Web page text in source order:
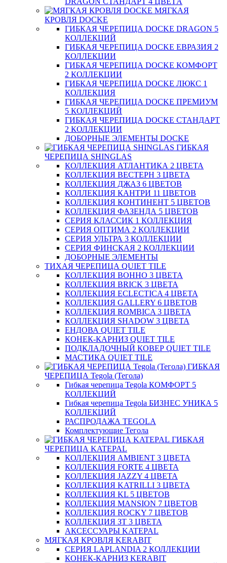
МЯГКАЯ
КРОВЛЯ DOCKE
ГИБКАЯ ЧЕРЕПИЦА DOCKE DRAGON 5
КОЛЛЕКЦИЙ
ГИБКАЯ ЧЕРЕПИЦА DOCKE ЕВРАЗИЯ 2
КОЛЛЕКЦИИ
ГИБКАЯ ЧЕРЕПИЦА DOCKE КОМФОРТ
2 КОЛЛЕКЦИИ
ГИБКАЯ ЧЕРЕПИЦА DOCKE ЛЮКС 1
КОЛЛЕКЦИЯ
ГИБКАЯ ЧЕРЕПИЦА DOCKE ПРЕМИУМ
5 КОЛЛЕКЦИЙ
ГИБКАЯ ЧЕРЕПИЦА DOCKE СТАНДАРТ
2 КОЛЛЕКЦИИ
ДОБОРНЫЕ ЭЛЕМЕНТЫ DOCKE
ГИБКАЯ
ЧЕРЕПИЦА SHINGLAS
КОЛЛЕКЦИЯ АТЛАНТИКА 2 ЦВЕТА
КОЛЛЕКЦИЯ ВЕСТЕРН 3 ЦВЕТА
КОЛЛЕКЦИЯ ДЖАЗ 6 ЦВЕТОВ
КОЛЛЕКЦИЯ КАНТРИ 11 ЦВЕТОВ
КОЛЛЕКЦИЯ КОНТИНЕНТ 5 ЦВЕТОВ
КОЛЛЕКЦИЯ ФАЗЕНДА 5 ЦВЕТОВ
СЕРИЯ КЛАССИК 1 КОЛЛЕКЦИЯ
СЕРИЯ ОПТИМА 2 КОЛЛЕКЦИИ
СЕРИЯ УЛЬТРА 3 КОЛЛЕКЦИИ
СЕРИЯ ФИНСКАЯ 2 КОЛЛЕКЦИИ
ДОБОРНЫЕ ЭЛЕМЕНТЫ
ТИХАЯ ЧЕРЕПИЦА QUIET TILE
КОЛЛЕКЦИЯ BOHHO 3 ЦВЕТА
КОЛЛЕКЦИЯ BRICK 3 ЦВЕТА
КОЛЛЕКЦИЯ ECLECTICA 4 ЦВЕТА
КОЛЛЕКЦИЯ GALLERY 6 ЦВЕТОВ
КОЛЛЕКЦИЯ ROMBICA 3 ЦВЕТА
КОЛЛЕКЦИЯ SHADOW 3 ЦВЕТА
ЕНДОВА QUIET TILE
КОНЕК-КАРНИЗ QUIET TILE
ПОДКЛАДОЧНЫЙ КОВЕР QUIET TILE
МАСТИКА QUIET TILE
ГИБКАЯ
ЧЕРЕПИЦА Tegola (Тегола)
Гибкая черепица Tegola КОМФОРТ 5
КОЛЛЕКЦИЙ
Гибкая черепица Tegola БИЗНЕС УНИКА 5
КОЛЛЕКЦИЙ
РАСПРОДАЖА TEGOLA
Комплектующие Тегола
ГИБКАЯ
ЧЕРЕПИЦА KATEPAL
КОЛЛЕКЦИЯ AMBIENT 3 ЦВЕТА
КОЛЛЕКЦИЯ FORTE 4 ЦВЕТА
КОЛЛЕКЦИЯ JAZZY 4 ЦВЕТА
КОЛЛЕКЦИЯ KATRILLI 3 ЦВЕТА
КОЛЛЕКЦИЯ KL 5 ЦВЕТОВ
КОЛЛЕКЦИЯ MANSION 7 ЦВЕТОВ
КОЛЛЕКЦИЯ ROCKY 7 ЦВЕТОВ
КОЛЛЕКЦИЯ ЗТ 3 ЦВЕТА
АКСЕССУАРЫ KATEPAL
МЯГКАЯ КРОВЛЯ KERABIT
СЕРИЯ LAPLANDIA 2 КОЛЛЕКЦИИ
КОНЕК-КАРНИЗ KERABIT